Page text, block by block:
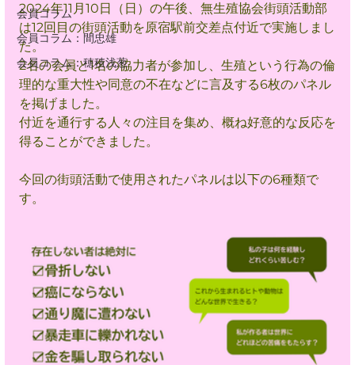
会員コラム
会員コラム：間忠雄
会員コラム：穂積浅葱
2024年11月10日（日）の午後、無生殖協会街頭活動部
は12回目の街頭活動を原宿駅前交差点付近で実施しまし
た。
2名の会員と1名の協力者が参加し、生殖という行為の倫
理的な重大性や同意の不在などに言及する6枚のパネル
を掲げました。
付近を通行する人々の注目を集め、概ね好意的な反応を
得ることができました。
今回の街頭活動で使用されたパネルは以下の6種類で
す。